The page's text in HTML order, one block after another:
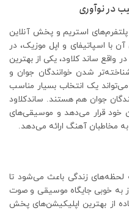
استریم و پخش آنلاین
با اسپاتیفای و اپل موزیک، در
واقع ساند کلاود، یکی از بهترین
شدن خوانندگان جوان و
یک انتخاب بسیار مناسب
جوان هم هستند. ساندکلاود
خود قرار می‌دهد و موسیقی‌های
مخاطبان آهنگ ارائه می‌دهد.
زندگی باعث می‌شود تا
به خوبی جایگاه موسیقی و صوت
از بهترین اپلیکیشن‌های پخش